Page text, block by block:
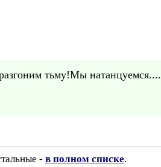
тьму!Мы
- в полном списке.